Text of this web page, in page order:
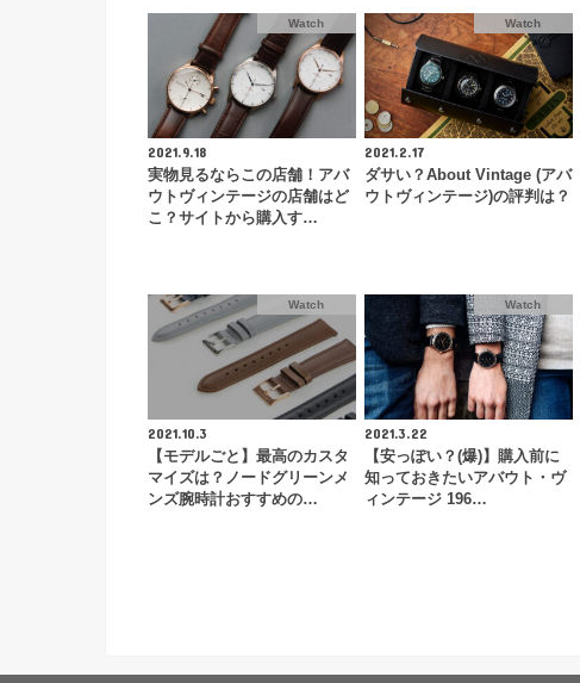
Watch
2021.9.18
実物見るならこの店舗！アバ
ウトヴィンテージの店舗はど
こ？サイトから購入す…
Watch
2021.2.17
ダサい？About Vintage (アバ
ウトヴィンテージ)の評判は？
Watch
2021.10.3
【モデルごと】最高のカスタ
マイズは？ノードグリーンメ
ンズ腕時計おすすめの…
Watch
2021.3.22
【安っぽい？(爆)】購入前に
知っておきたいアバウト・ヴ
ィンテージ 196…